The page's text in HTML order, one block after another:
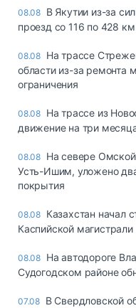
08.08 В Якутии из-за
проезд со 116 по 428
08.08 На трассе
области из-за ремонта
ограничения
08.08 На трассе из
движение на три
08.08 На севере
Усть-Ишим, уложено
покрытия
08.08 Казахстан начал
Каспийской
08.08 На автодороге
Судогодском районе
07.08 В Свердловской